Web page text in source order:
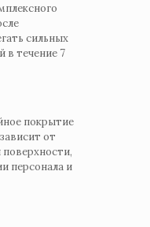
сильных
в течение 7
покрытие
от
персонала и